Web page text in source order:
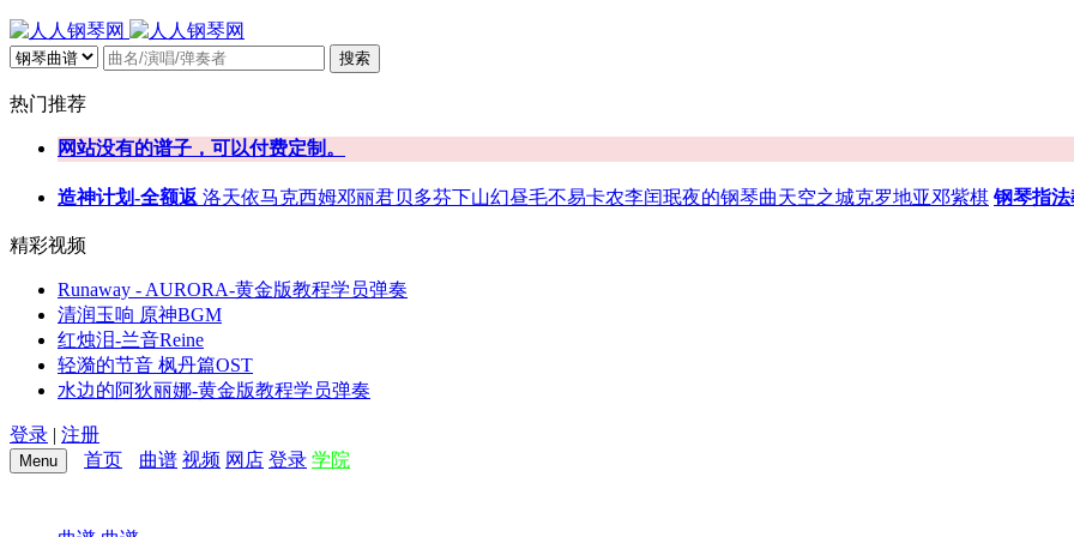
搜索
热门推荐
网站没有的谱子，可以付费定制。
造神计划-全额返 洛天依马克西姆邓丽君贝多芬下山幻昼毛不易卡农李闰珉夜的钢琴曲天空之城克罗地亚邓紫棋 钢琴指
精彩视频
Runaway - AURORA-黄金版教程学员弹奏
清润玉响 原神BGM
红烛泪-兰音Reine
轻漪的节音 枫丹篇OST
水边的阿狄丽娜-黄金版教程学员弹奏
登录 | 注册
Menu 首页 曲谱 视频 网店 登录 学院